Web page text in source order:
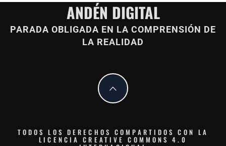
ANDÉN DIGITAL
PARADA OBLIGADA EN LA COMPRENSIÓN DE
LA REALIDAD
TODOS LOS DERECHOS COMPARTIDOS CON LA
LICENCIA CREATIVE COMMONS 4.0